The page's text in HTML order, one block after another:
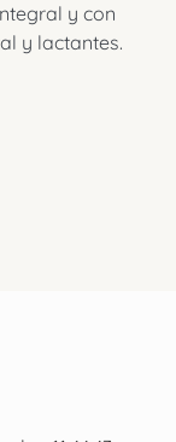
y con
y lactantes.